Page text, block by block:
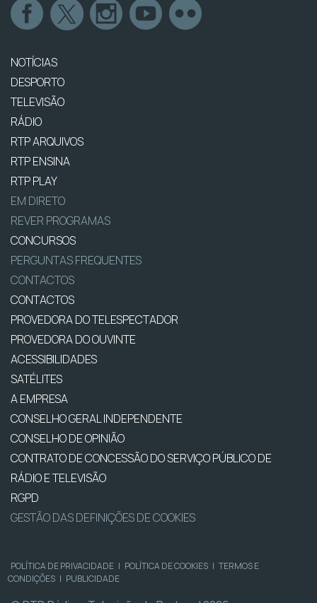
NOTÍCIAS
DESPORTO
TELEVISÃO
RÁDIO
RTP ARQUIVOS
RTP ENSINA
RTP PLAY
EM DIRETO
REVER PROGRAMAS
CONCURSOS
PERGUNTAS FREQUENTES
CONTACTOS
CONTACTOS
PROVEDORA DO TELESPECTADOR
PROVEDORA DO OUVINTE
ACESSIBILIDADES
SATÉLITES
A EMPRESA
CONSELHO GERAL INDEPENDENTE
CONSELHO DE OPINIÃO
CONTRATO DE CONCESSÃO DO SERVIÇO PÚBLICO DE
RÁDIO E TELEVISÃO
RGPD
GESTÃO DAS DEFINIÇÕES DE COOKIES
POLÍTICA DE PRIVACIDADE | POLÍTICA DE COOKIES | TERMOS E
CONDIÇÕES | PUBLICIDADE